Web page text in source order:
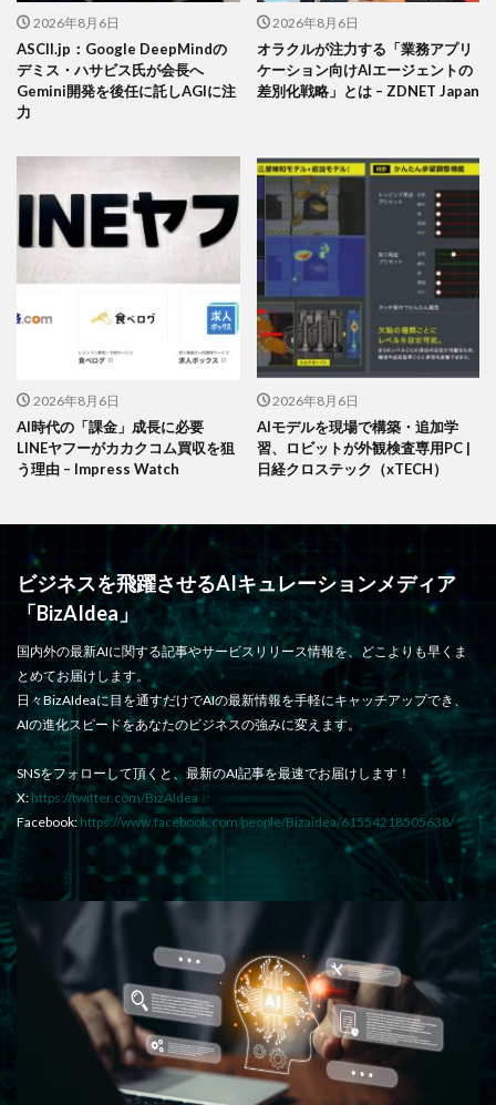
2026年8月6日
ASCII.jp：Google DeepMindの
デミス・ハサビス氏が会長へ
Gemini開発を後任に託しAGIに注
力
2026年8月6日
オラクルが注力する「業務アプリ
ケーション向けAIエージェントの
差別化戦略」とは – ZDNET Japan
2026年8月6日
AI時代の「課金」成長に必要
LINEヤフーがカカクコム買収を狙
う理由 – Impress Watch
2026年8月6日
AIモデルを現場で構築・追加学
習、ロビットが外観検査専用PC |
日経クロステック（xTECH）
ビジネスを飛躍させるAIキュレーションメディア
「BizAIdea」
国内外の最新AIに関する記事やサービスリリース情報を、どこよりも早くま
とめてお届けします。
日々BizAIdeaに目を通すだけでAIの最新情報を手軽にキャッチアップでき、
AIの進化スピードをあなたのビジネスの強みに変えます。
SNSをフォローして頂くと、最新のAI記事を最速でお届けします！
X: https://twitter.com/BizAIdea
Facebook: https://www.facebook.com/people/Bizaidea/61554218505638/